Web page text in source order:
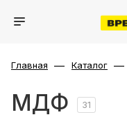
Главная — Каталог —
МДФ 31